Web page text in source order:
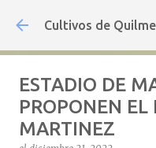
Ir al
Cultivos de
ESTADIO DE
PROPONEN
MARTINEZ